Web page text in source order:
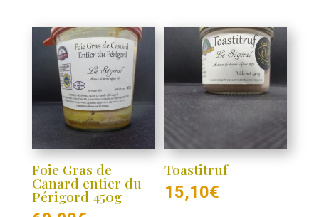
Foie Gras de
Canard entier du
Périgord 450g
Toastitruf
15,10€